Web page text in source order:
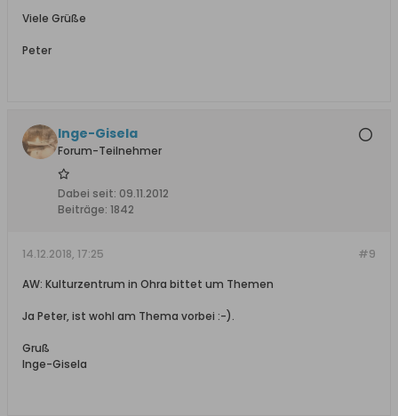
Viele Grüße
Peter
Inge-Gisela
Forum-Teilnehmer
Dabei seit: 09.11.2012
Beiträge: 1842
#9
14.12.2018, 17:25
AW: Kulturzentrum in Ohra bittet um Themen
Ja Peter, ist wohl am Thema vorbei :-).
Gruß
Inge-Gisela